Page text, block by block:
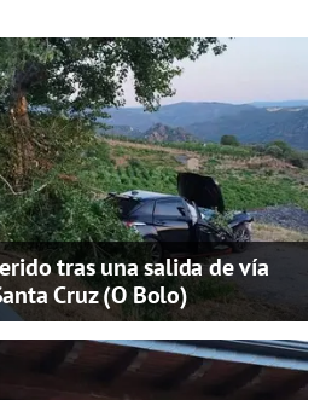
tras una salida de vía
Cruz (O Bolo)